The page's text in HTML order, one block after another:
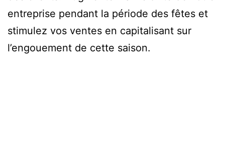
entreprise pendant la période des fêtes et
stimulez vos ventes en capitalisant sur
l’engouement de cette saison.